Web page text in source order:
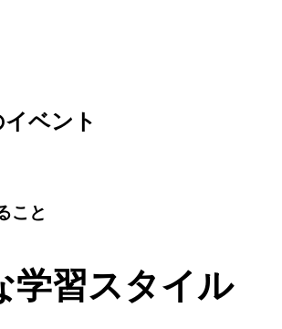
ベント
こと
学習スタイル